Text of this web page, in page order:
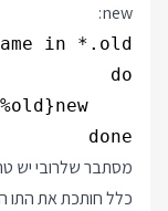
new:
done
כלל חותכת את התו